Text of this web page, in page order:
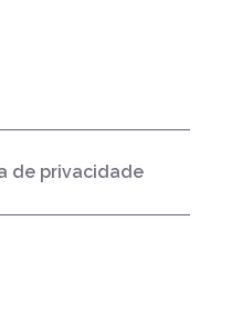
de privacidade